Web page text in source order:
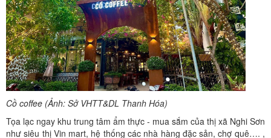
Cồ coffee (Ảnh: Sở VHTT&DL Thanh Hóa)
Tọa lạc ngay khu trung tâm ẩm thực - mua sắm của thị xã Nghi Sơn
như siêu thị Vin mart, hệ thống các nhà hàng đặc sản, chợ quê…. ,